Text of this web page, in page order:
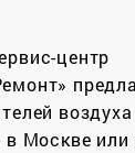
центр
в Москве